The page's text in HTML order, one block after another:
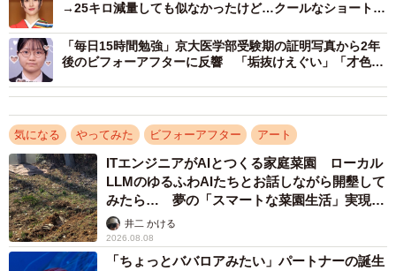
気持ちではいけない」と、見た目づくりにも力を入れたと
いいます。
「自分のことを"こじはる（小嶋陽菜さん）"だと思って、肌
整え、撮影当日にはメンズサロンでヘアセットもしてもら
いました」
→25キロ減量しても似なかったけど…クールなショートカ
「毎日15時間勉強」京大医学部受験期の証明写真から2年
後のビフォーアフターに反響 「垢抜けえぐい」「才色兼
気になる やってみた ビフォーアフター アート
ITエンジニアがAIとつくる家庭菜園 ローカル
LLMのゆるふわAIたちとお話しながら開墾して
みたら… 夢の「スマートな菜園生活」実現な
るか井二 かける
2026.08.08
「ちょっとババロアみたい」パートナーの誕生